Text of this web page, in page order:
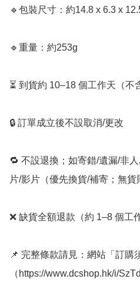
🔹包裝尺寸：約14.8 x 6.3 x
🔹重量：約253g
⏳ 到貨約 10–18 個工作天（不
🔒 訂單成立後不設取消/更改
🔁 不設退換；如寄錯/遺漏/非
片/影片（優先換貨/補寄；無貨
❌ 缺貨全額退款（約 1–8 個工
📌 完整條款請見：網站「訂購
（https://www.dcshop.hk/i/